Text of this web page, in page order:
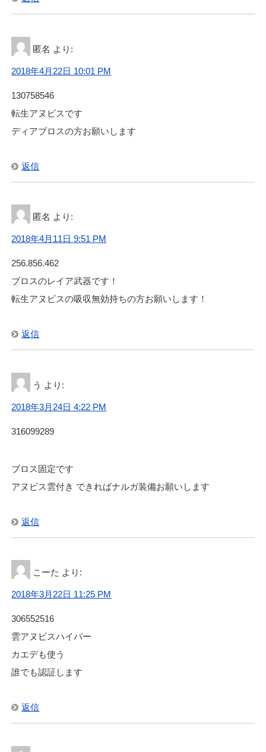
匿名 より:
2018年4月22日 10:01 PM
130758546
転生アヌビスです
ディアブロスの方お願いします
返信
匿名 より:
2018年4月11日 9:51 PM
256.856.462
ブロスのレイア武器です！
転生アヌビスの吸収無効持ちの方お願いします！
返信
う より:
2018年3月24日 4:22 PM
316099289
ブロス固定です
アヌビス雲付き できればナルガ装備お願いします
返信
こーた より:
2018年3月22日 11:25 PM
306552516
雲アヌビスハイパー
カエデも使う
誰でも認証します
返信